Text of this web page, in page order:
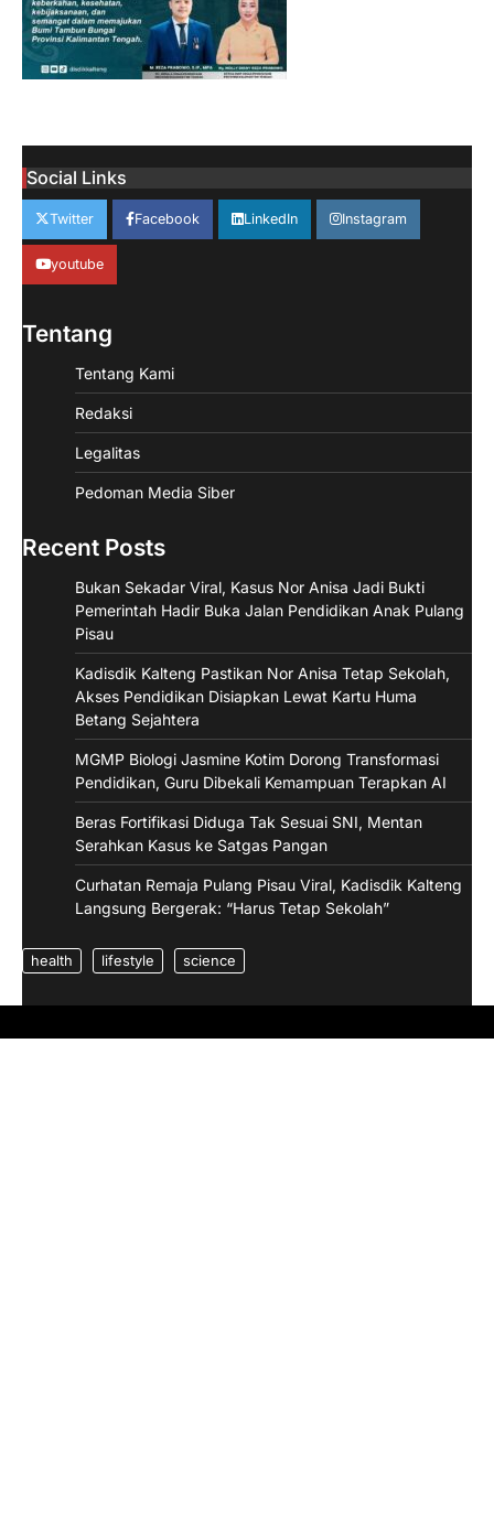
Social Links
Twitter Facebook LinkedIn Instagram
youtube
Tentang
Tentang Kami
Redaksi
Legalitas
Pedoman Media Siber
Recent Posts
Bukan Sekadar Viral, Kasus Nor Anisa Jadi Bukti
Pemerintah Hadir Buka Jalan Pendidikan Anak Pulang
Pisau
Kadisdik Kalteng Pastikan Nor Anisa Tetap Sekolah,
Akses Pendidikan Disiapkan Lewat Kartu Huma
Betang Sejahtera
MGMP Biologi Jasmine Kotim Dorong Transformasi
Pendidikan, Guru Dibekali Kemampuan Terapkan AI
Beras Fortifikasi Diduga Tak Sesuai SNI, Mentan
Serahkan Kasus ke Satgas Pangan
Curhatan Remaja Pulang Pisau Viral, Kadisdik Kalteng
Langsung Bergerak: “Harus Tetap Sekolah”
health lifestyle science